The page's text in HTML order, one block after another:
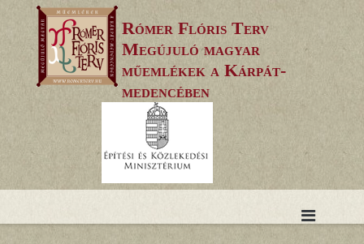
to
content
Rómer Flóris Terv
Megújuló magyar
műemlékek a Kárpát-
medencében